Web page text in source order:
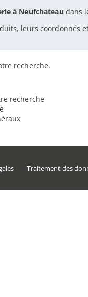
à Neufchateau dans
leurs coordonnés
recherche.
recherche
Traitement des